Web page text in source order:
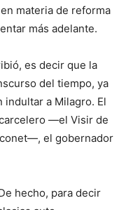
materia de reforma
más adelante.
es decir que la
del tiempo, ya
indultar a Milagro. El
—el Visir de
el gobernador
hecho, para decir